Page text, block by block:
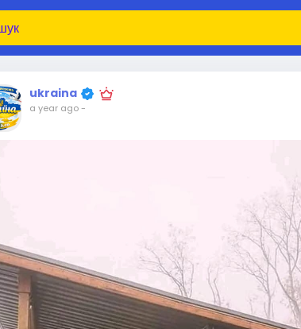
ukraina
a year ago-